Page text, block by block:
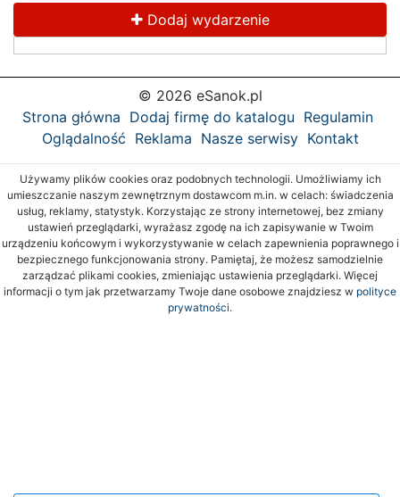
Dodaj wydarzenie
© 2026 eSanok.pl
Strona główna Dodaj firmę do katalogu Regulamin
Oglądalność Reklama Nasze serwisy Kontakt
Używamy plików cookies oraz podobnych technologii. Umożliwiamy ich
umieszczanie naszym zewnętrznym dostawcom m.in. w celach: świadczenia
usług, reklamy, statystyk. Korzystając ze strony internetowej, bez zmiany
ustawień przeglądarki, wyrażasz zgodę na ich zapisywanie w Twoim
urządzeniu końcowym i wykorzystywanie w celach zapewnienia poprawnego i
bezpiecznego funkcjonowania strony. Pamiętaj, że możesz samodzielnie
zarządzać plikami cookies, zmieniając ustawienia przeglądarki. Więcej
informacji o tym jak przetwarzamy Twoje dane osobowe znajdziesz w polityce
prywatności.